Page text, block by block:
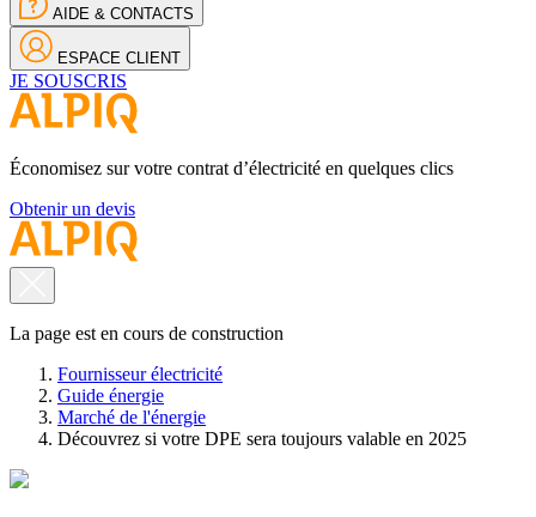
AIDE & CONTACTS
ESPACE CLIENT
JE SOUSCRIS
Économisez sur votre contrat d’électricité en quelques clics
Obtenir un devis
La page est en cours de construction
Fournisseur électricité
Guide énergie
Marché de l'énergie
Découvrez si votre DPE sera toujours valable en 2025